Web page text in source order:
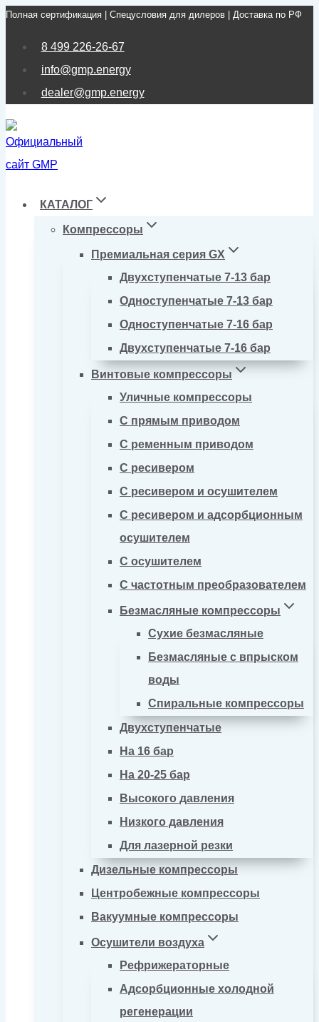
Перейти
Полная сертификация | Спецусловия для дилеров | Доставка по РФ
8 499 226-26-67
info@gmp.energy
dealer@gmp.energy
КАТАЛОГ
Компрессоры
Премиальная серия GX
Двухступенчатые 7-13 бар
Одноступенчатые 7-13 бар
Одноступенчатые 7-16 бар
Двухступенчатые 7-16 бар
Винтовые компрессоры
Уличные компрессоры
С прямым приводом
С ременным приводом
С ресивером
С ресивером и осушителем
С ресивером и адсорбционным
осушителем
С осушителем
С частотным преобразователем
Безмасляные компрессоры
Сухие безмасляные
Безмасляные с впрыском
воды
Спиральные компрессоры
Двухступенчатые
На 16 бар
На 20-25 бар
Высокого давления
Низкого давления
Для лазерной резки
Дизельные компрессоры
Центробежные компрессоры
Вакуумные компрессоры
Осушители воздуха
Рефрижераторные
Адсорбционные холодной
регенерации